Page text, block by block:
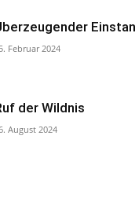
Februar 2024
der Wildnis
August 2024